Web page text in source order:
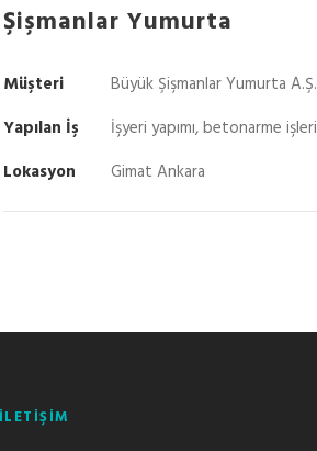
Şişmanlar Yumurta
Müşteri
Büyük Şişmanlar Yumurta A.Ş.
Yapılan İş
İşyeri yapımı, betonarme işleri
Lokasyon
Gimat Ankara
İLETİŞİM